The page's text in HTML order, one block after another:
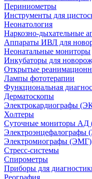
Периниометры
Инструменты для
Неонатология
Наркозно-дыхательные
Аппараты ИВЛ для
Неонатальные мониторы
Инкубаторы для
Открытые
Лампы фототерапии
Функциональная
Дерматоскопы
Электрокардиографы
Холтеры
Суточные мониторы
Электроэнцефалографы
Электромиографы (ЭМГ)
Стресс-системы
Спирометры
Приборы для
Реография